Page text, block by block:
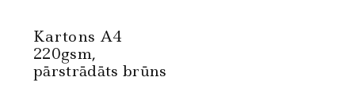
Kartons A4
220gsm,
pārstrādāts brūns